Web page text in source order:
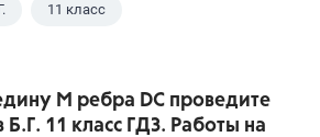
Домашнее задание
Школа
11 класс
М ребра DC проведите
Б.Г. 11 класс ГДЗ. Работы на